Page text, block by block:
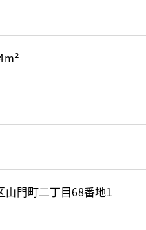
山門町二丁目68番地1